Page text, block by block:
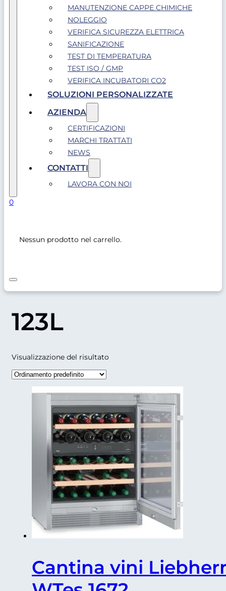
MANUTENZIONE CAPPE CHIMICHE
NOLEGGIO
VERIFICA SICUREZZA ELETTRICA
SANIFICAZIONE
TEST DI TEMPERATURA
TEST ISO / GMP
VERIFICA INCUBATORI CO2
SOLUZIONI PERSONALIZZATE
AZIENDA
CERTIFICAZIONI
MARCHI TRATTATI
NEWS
CONTATTI
LAVORA CON NOI
0
Nessun prodotto nel carrello.
123L
Visualizzazione del risultato
Cantina vini